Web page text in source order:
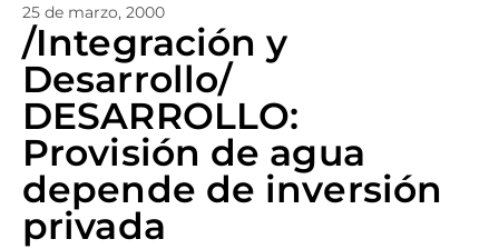
25 de marzo, 2000
/Integración y
Desarrollo/
DESARROLLO:
Provisión de agua
depende de inversión
privada